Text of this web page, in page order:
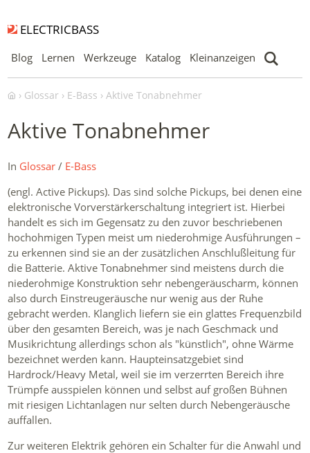
ELECTRICBASS
Blog Lernen Werkzeuge Katalog Kleinanzeigen
Glossar E-Bass Aktive Tonabnehmer
Aktive Tonabnehmer
In Glossar / E-Bass
(engl. Active Pickups). Das sind solche Pickups, bei denen eine
elektronische Vorverstärkerschaltung integriert ist. Hierbei
handelt es sich im Gegensatz zu den zuvor beschriebenen
hochohmigen Typen meist um niederohmige Ausführungen –
zu erkennen sind sie an der zusätzlichen Anschlußleitung für
die Batterie. Aktive Tonabnehmer sind meistens durch die
niederohmige Konstruktion sehr nebengeräuscharm, können
also durch Einstreugeräusche nur wenig aus der Ruhe
gebracht werden. Klanglich liefern sie ein glattes Frequenzbild
über den gesamten Bereich, was je nach Geschmack und
Musikrichtung allerdings schon als "künstlich", ohne Wärme
bezeichnet werden kann. Haupteinsatzgebiet sind
Hardrock/Heavy Metal, weil sie im verzerrten Bereich ihre
Trümpfe ausspielen können und selbst auf großen Bühnen
mit riesigen Lichtanlagen nur selten durch Nebengeräusche
auffallen.
Zur weiteren Elektrik gehören ein Schalter für die Anwahl und